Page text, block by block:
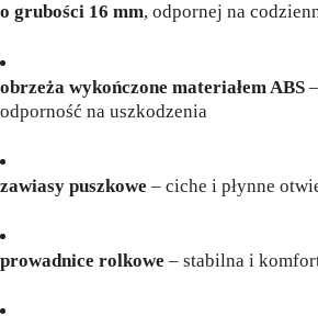
o grubości 16 mm, odpornej na
obrzeża wykończone materiałem ABS
odporność na uszkodzenia
zawiasy puszkowe – ciche i płynne
prowadnice rolkowe – stabilna i